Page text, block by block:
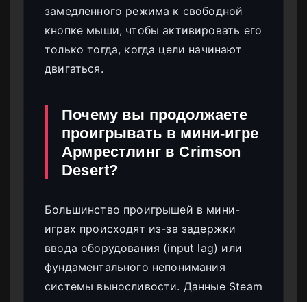
замедленного режима к свободной
кнопке мыши, чтобы активировать его
только тогда, когда цели начинают
двигаться.
Почему вы продолжаете
проигрывать в мини-игре
Армрестлинг в Crimson
Desert?
Большинство проигрышей в мини-
играх происходят из-за задержки
ввода оборудования (input lag) или
фундаментального непонимания
системы выносливости. Данные Steam